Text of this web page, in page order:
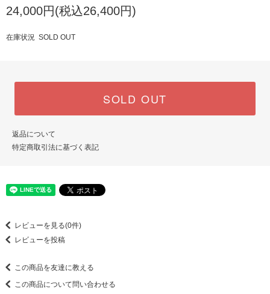
24,000円(税込26,400円)
在庫状況 SOLD OUT
SOLD OUT
返品について
特定商取引法に基づく表記
レビューを見る(0件)
レビューを投稿
この商品を友達に教える
この商品について問い合わせる